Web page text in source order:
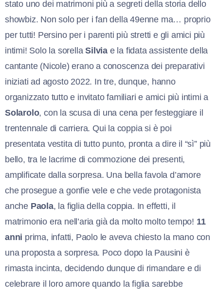
stato uno dei matrimoni più a segreti della storia dello
showbiz. Non solo per i fan della 49enne ma… proprio
per tutti! Persino per i parenti più stretti e gli amici più
intimi! Solo la sorellaSilvia e la fidata assistente della
cantante (Nicole) erano a conoscenza dei preparativi
iniziati ad agosto 2022. In tre, dunque, hanno
organizzato tutto e invitato familiari e amici più intimi a
Solarolo, con la scusa di una cena per festeggiare il
trentennale di carriera. Qui la coppia si è poi
presentata vestita di tutto punto, pronta a dire il “sì” più
bello, tra le lacrime di commozione dei presenti,
amplificate dalla sorpresa. Una bella favola d’amore
che prosegue a gonfie vele e che vede protagonista
anche Paola, la figlia della coppia. In effetti, il
matrimonio era nell’aria già da molto molto tempo! 11
anni prima, infatti, Paolo le aveva chiesto la mano con
una proposta a sorpresa. Poco dopo la Pausini è
rimasta incinta, decidendo dunque di rimandare e di
celebrare il loro amore quando la figlia sarebbe